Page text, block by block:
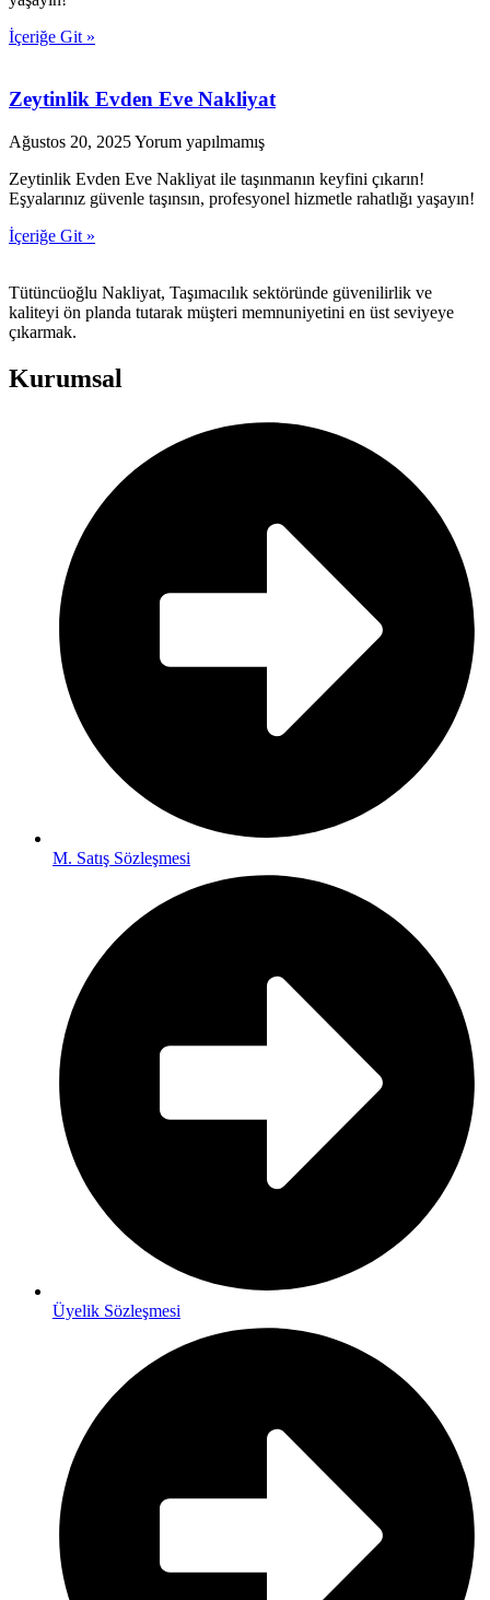
İçeriğe Git »
Zeytinlik Evden Eve Nakliyat
Ağustos 20, 2025Yorum yapılmamış
Zeytinlik Evden Eve Nakliyat ile taşınmanın keyfini çıkarın!
Eşyalarınız güvenle taşınsın, profesyonel hizmetle rahatlığı yaşayın!
İçeriğe Git »
Tütüncüoğlu Nakliyat, Taşımacılık sektöründe güvenilirlik ve
kaliteyi ön planda tutarak müşteri memnuniyetini en üst seviyeye
çıkarmak.
Kurumsal
M. Satış Sözleşmesi
Üyelik Sözleşmesi